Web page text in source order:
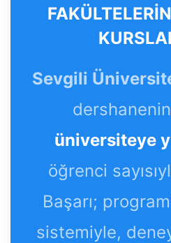
Sevgili
dershanenin
üniversiteye
öğrenci
Başarı;
sistemiyle,